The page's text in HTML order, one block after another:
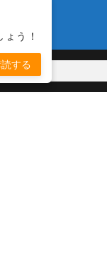
う！
する